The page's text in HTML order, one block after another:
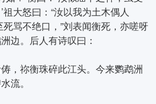
大怒曰：“汝以我为土木偶人
死骂不绝口，”刘表闻衡死，亦嗟呀
边。后人有诗叹曰：
祢衡珠碎此江头。今来鹦鹉洲
流。